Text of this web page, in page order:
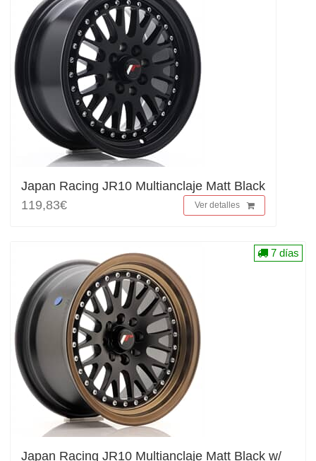
Japan Racing JR10 Multianclaje Matt Black
119,83€
Ver detalles
Japan Racing JR10 Multianclaje Matt Black w/
7 días